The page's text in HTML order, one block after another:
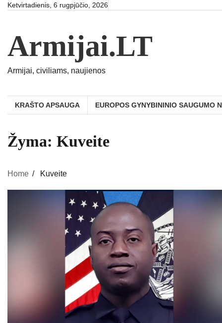
SkipKetvirtadienis, 6 rugpjūčio, 2026
Armijai.LT
Armijai, civiliams, naujienos
KRAŠTO APSAUGA EUROPOS GYNYBININIO SAUGUMO
Žyma: Kuveite
Home Kuveite